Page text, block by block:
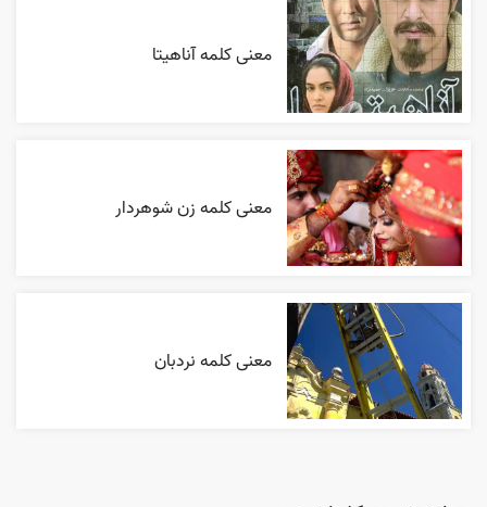
معنی کلمه آناهیتا
معنی کلمه زن شوهردار
معنی کلمه نردبان